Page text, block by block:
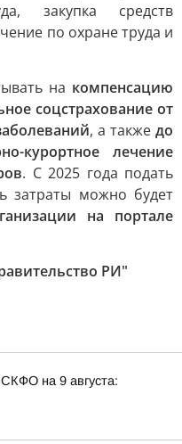
закупка средств
по охране труда и
на компенсацию
соцстрахование от
, а также до
курортное лечение
. С 2025 года подать
затраты можно будет
на портале
РИ"
на 9 августа: